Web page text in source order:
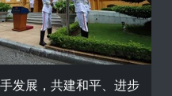
发展，共建和平、进步